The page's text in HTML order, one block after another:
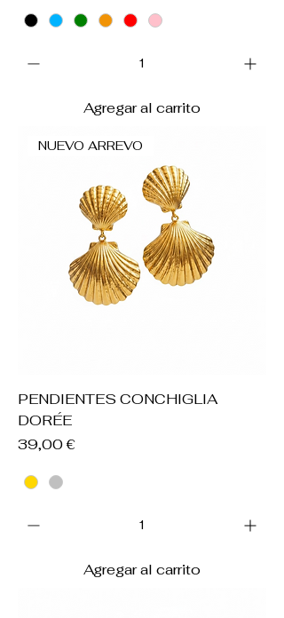
Agregar al carrito
NUEVO ARREVO
PENDIENTES CONCHIGLIA
DORÉE
Precio
39,00 €
Agregar al carrito